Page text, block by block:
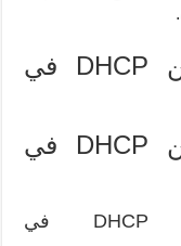
MikroTik VRRP وتكوين DHCP في
MikroTik VRRP وتكوين DHCP في
MikroTik VRRP وتكوين DHCP في